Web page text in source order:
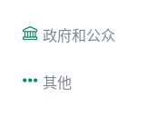
政府和公众
其他